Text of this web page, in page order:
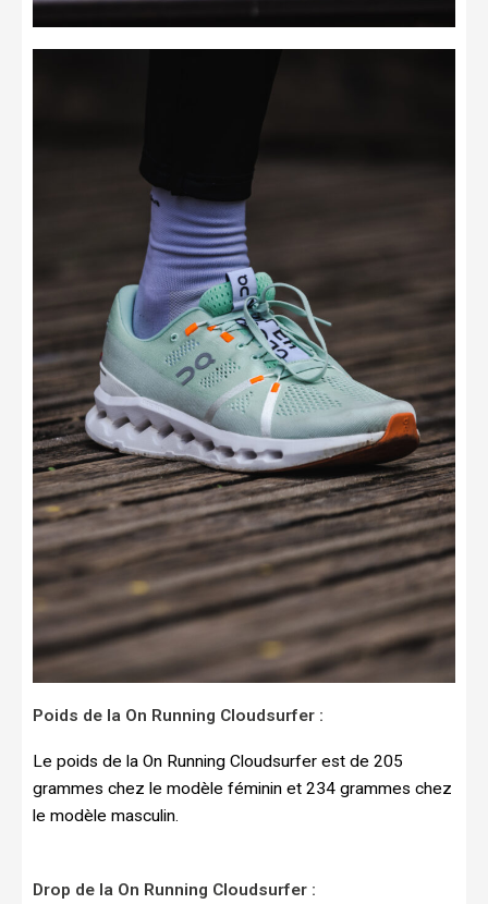
Poids de la On Running Cloudsurfer :
Le poids de la On Running Cloudsurfer est de 205
grammes chez le modèle féminin et 234 grammes chez
le modèle masculin.
Drop de la On Running Cloudsurfer :